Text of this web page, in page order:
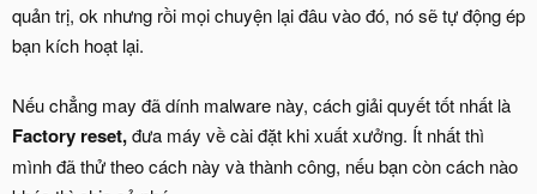
quản trị, ok nhưng rồi mọi chuyện lại đâu vào đó, nó sẽ tự động ép
bạn kích hoạt lại.
Nếu chẳng may đã dính malware này, cách giải quyết tốt nhất là
Factory reset,đưa máy về cài đặt khi xuất xưởng. Ít nhất thì
mình đã thử theo cách này và thành công, nếu bạn còn cách nào